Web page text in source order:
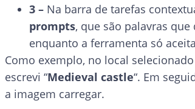
3 – Na barra de tarefas
prompts, que são palavras
enquanto a ferramenta só
Como exemplo, no local
escrevi “Medieval castle“. Em
a imagem carregar.